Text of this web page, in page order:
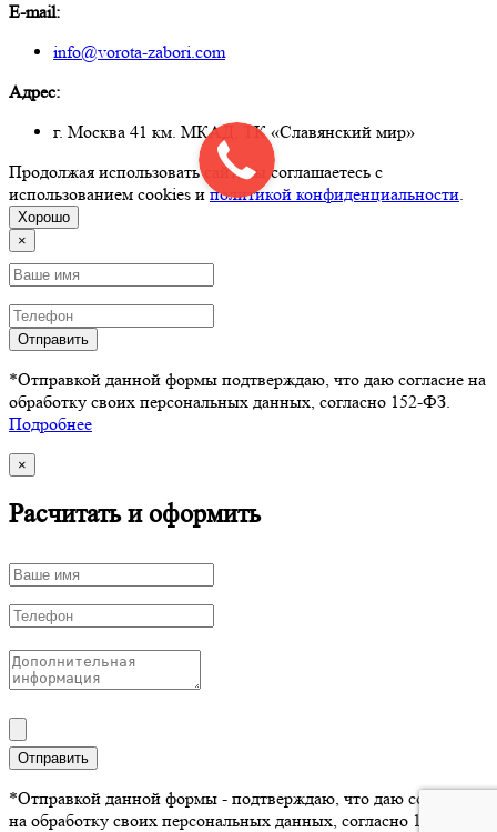
E-mail:
info@vorota-zabori.com
Адрес:
г. Москва 41 км. МКАД, ТК «Славянский мир»
Продолжая использовать сайт, вы соглашаетесь с
использованием cookies и политикой конфиденциальности.
Хорошо
×
Отправить
*Отправкой данной формы подтверждаю, что даю согласие на
обработку своих персональных данных, согласно 152-ФЗ.
Подробнее
×
Расчитать и оформить
Отправить
*Отправкой данной формы - подтверждаю, что даю согласие
на обработку своих персональных данных, согласно 152-ФЗ.